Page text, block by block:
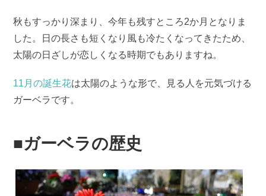
秋もすっかり深まり、今年も残すところ2か月となりま
した。日の長さも短くなり風も冷たくなってきたため、
太陽の日ざしが恋しくなる時期でもありますね。
11月の誕生花は太陽のような形で、見る人を元気づける
ガーベラです。
■ガーベラの歴史